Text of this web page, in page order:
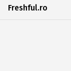
Freshful.ro